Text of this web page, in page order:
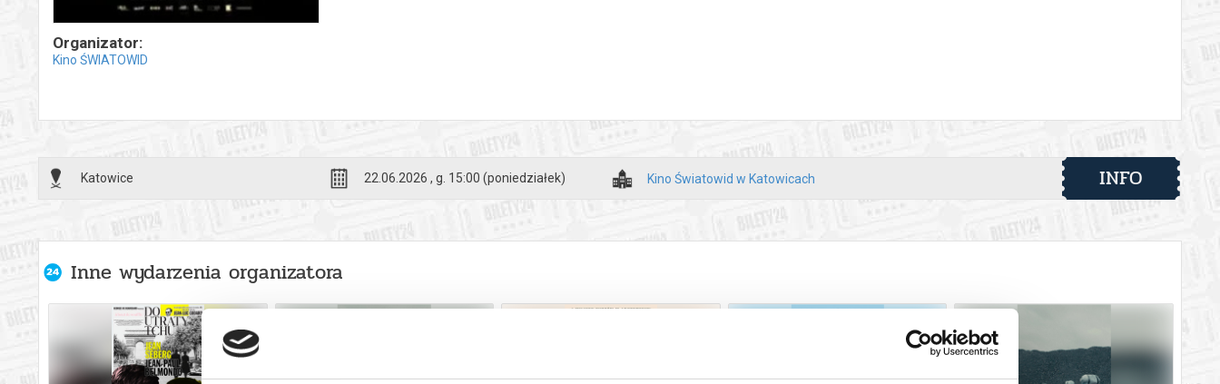
Organizator:
Kino ŚWIATOWID
Katowice 22.06.2026 , g. 15:00 (poniedziałek) Kino Światowid w Katowicach INFO
Inne wydarzenia organizatora